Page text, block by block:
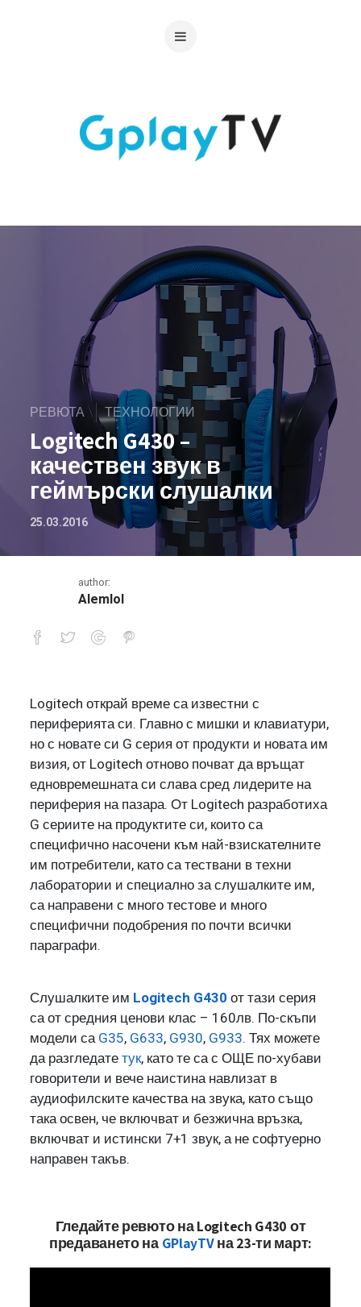
РЕВЮТА ТЕХНОЛОГИИ
Logitech G430 –
качествен звук в
геймърски слушалки
25.03.2016
author:
Alemlol
Logitech G430 – качествен звук в
Logitech открай време са известни с
периферията си. Главно с мишки и клавиатури,
но с новате си G серия от продукти и новата им
визия, от Logitech отново почват да връщат
едновремешната си слава сред лидерите на
периферия на пазара. От Logitech разработиха
G сериите на продуктите си, които са
специфично насочени към най-взискателните
им потребители, като са тествани в техни
лаборатории и специално за слушалките им,
са направени с много тестове и много
специфични подобрения по почти всички
параграфи.
Слушалките им Logitech G430 от тази серия
са от средния ценови клас – 160лв. По-скъпи
модели саG35, G633, G930, G933. Тях можете
да разгледатетук, като те са с ОЩЕ по-хубави
говорители и вече наистина навлизат в
аудиофилските качества на звука, като също
така освен, че включват и безжична връзка,
включват и истински 7+1 звук, а не софтуерно
направен такъв.
Гледайте ревюто на Logitech G430 от
предаването на GPlayTVна 23-ти март: